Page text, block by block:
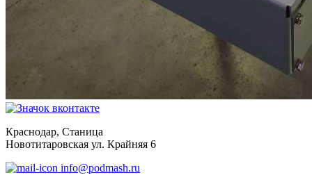
Краснодар, Станица
Новотитаровская ул. Крайняя 6
info@podmash.ru